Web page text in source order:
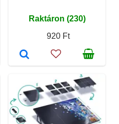
Raktáron (230)
920 Ft